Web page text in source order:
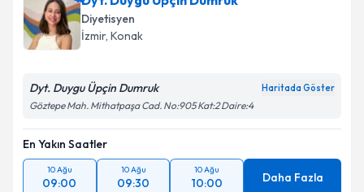
Diyetisyen
İzmir, Konak
Dyt. Duygu Üpçin Dumruk Haritada Göster
Göztepe Mah. Mithatpaşa Cad. No:905 Kat:2 Daire:4
En Yakın Saatler
10 Ağu
09:00
10 Ağu
09:30
10 Ağu
10:00 Daha Fazla